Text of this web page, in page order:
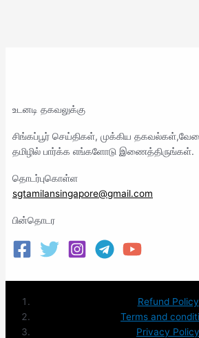
உடனடி தகவலுக்கு
சிங்கப்பூர் செய்திகள், முக்கிய
தமிழில் பார்க்க எங்களோடு இணைத்திருங்கள்.
தொடர்புகொள்ள
sgtamilansingapore@gmail.com
பின்தொடர
Refund Policy
Terms and
Privacy Policy